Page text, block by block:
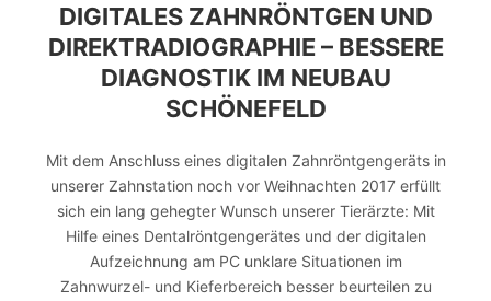
DIGITALES ZAHNRÖNTGEN UND
DIREKTRADIOGRAPHIE – BESSERE
DIAGNOSTIK IM NEUBAU
SCHÖNEFELD
Mit dem Anschluss eines digitalen Zahnröntgengeräts in
unserer Zahnstation noch vor Weihnachten 2017 erfüllt
sich ein lang gehegter Wunsch unserer Tierärzte: Mit
Hilfe eines Dentalröntgengerätes und der digitalen
Aufzeichnung am PC unklare Situationen im
Zahnwurzel- und Kieferbereich besser beurteilen zu